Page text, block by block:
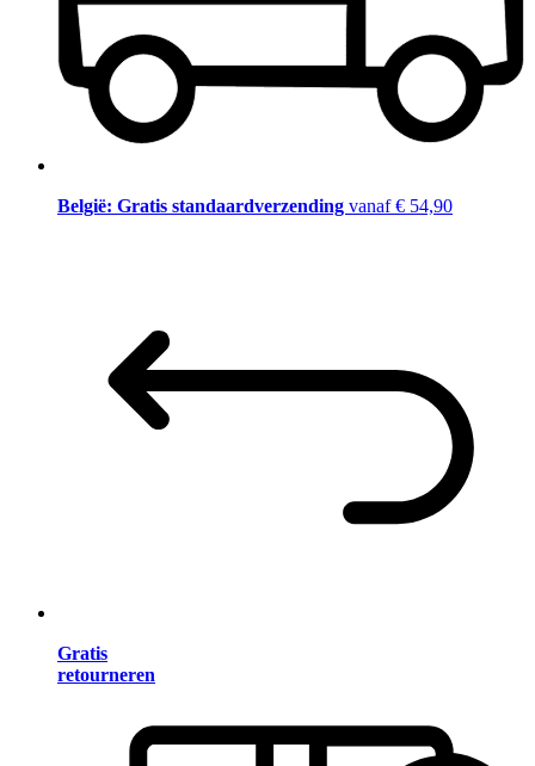
België: Gratis standaardverzending vanaf € 54,90
Gratis
retourneren